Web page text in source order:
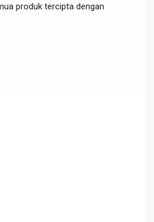
produk tercipta dengan